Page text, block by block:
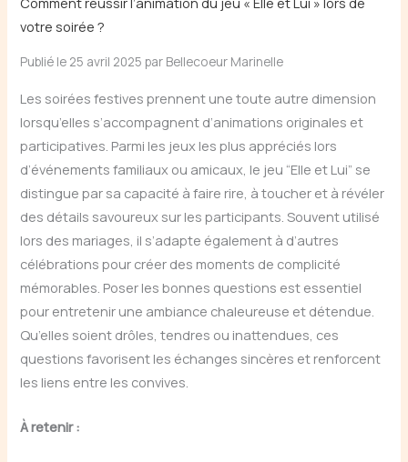
votre soirée ?
Publié le 25 avril 2025 par Bellecoeur Marinelle
Les soirées festives prennent une toute autre dimension
lorsqu’elles s’accompagnent d’animations originales et
participatives. Parmi les jeux les plus appréciés lors
d’événements familiaux ou amicaux, le jeu “Elle et Lui” se
distingue par sa capacité à faire rire, à toucher et à révéler
des détails savoureux sur les participants. Souvent utilisé
lors des mariages, il s’adapte également à d’autres
célébrations pour créer des moments de complicité
mémorables. Poser les bonnes questions est essentiel
pour entretenir une ambiance chaleureuse et détendue.
Qu’elles soient drôles, tendres ou inattendues, ces
questions favorisent les échanges sincères et renforcent
les liens entre les convives.
À retenir :